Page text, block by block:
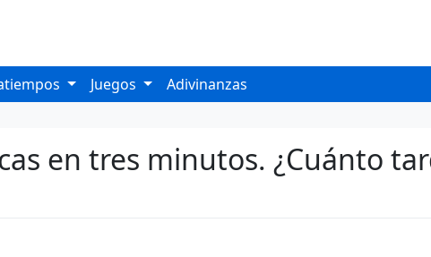
Juegos Adivinanzas
en tres minutos. ¿Cuánto